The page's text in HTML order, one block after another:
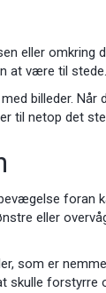
eller omkring
at være til stede.
billeder.
til netop det
foran
eller
som er
skulle forstyrre